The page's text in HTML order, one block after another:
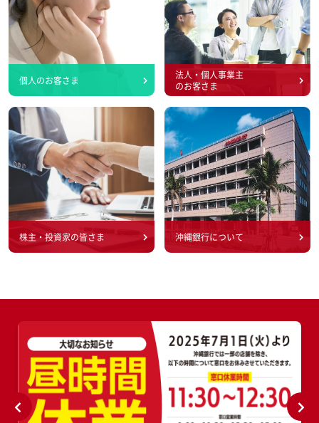
個人のお客さま
法人・個人事業主
のお客さま
株主・投資家の皆さま 沖縄銀行について